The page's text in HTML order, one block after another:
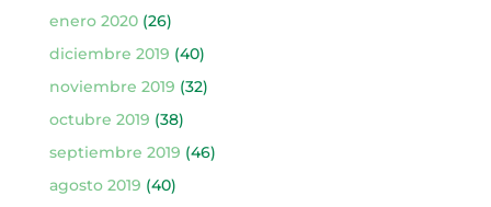
enero 2020(26)
diciembre 2019 (40)
noviembre 2019 (32)
octubre 2019 (38)
septiembre 2019 (46)
agosto 2019 (40)